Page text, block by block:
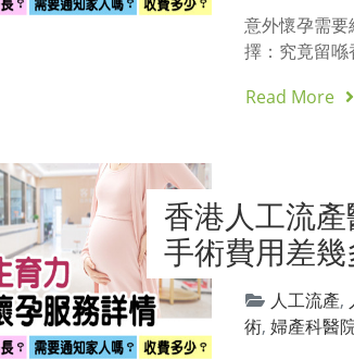
意外懷孕需
擇：究竟留
Read More
香港人工流產
手術費用差幾
人工流產,
術,婦產科醫